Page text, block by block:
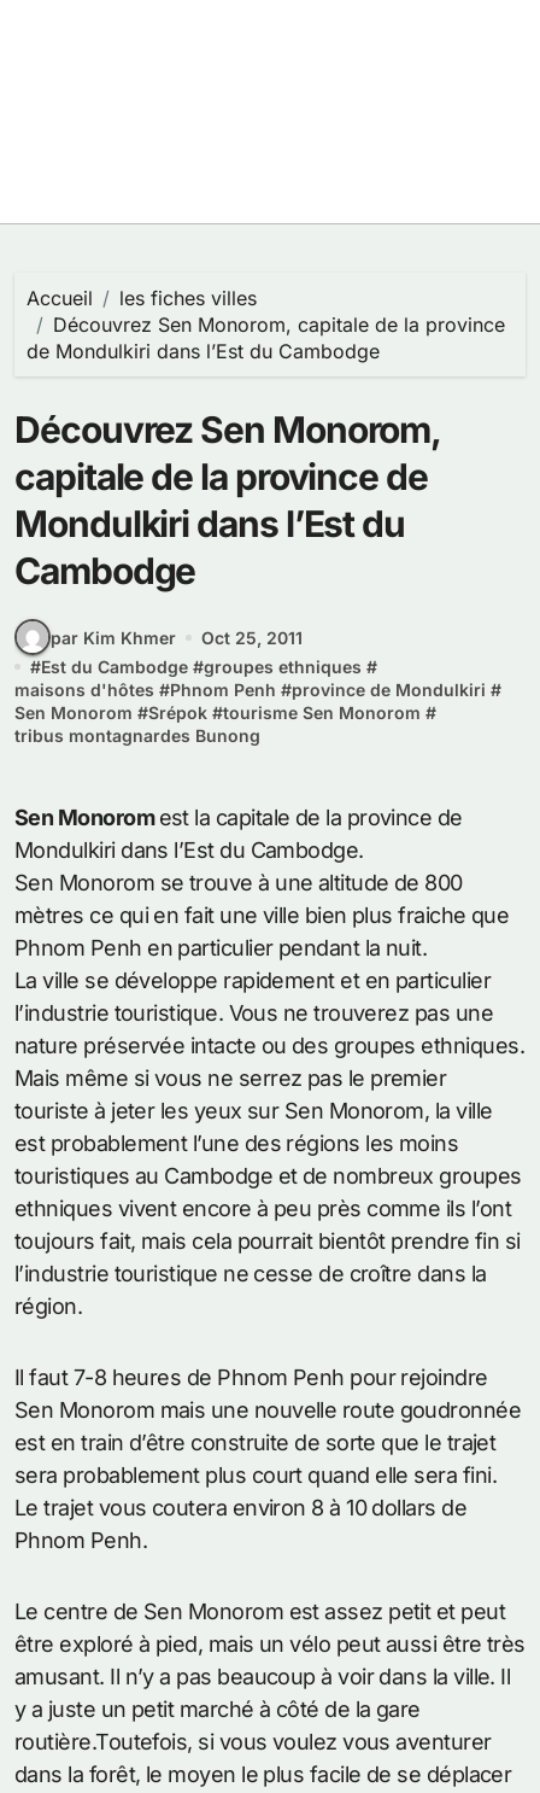
Accueil
les fiches villes
Découvrez Sen Monorom, capitale de la province
de Mondulkiri dans l’Est du Cambodge
Découvrez Sen Monorom,
capitale de la province de
Mondulkiri dans l’Est du
Cambodge
par Kim Khmer
Oct 25, 2011
#Est du Cambodge #groupes ethniques #
maisons d'hôtes #Phnom Penh #province de Mondulkiri #
Sen Monorom #Srépok #tourisme Sen Monorom #
tribus montagnardes Bunong
Sen Monoromest la capitale de la province de
Mondulkiri dans l’Est du Cambodge.
Sen Monorom se trouve à une altitude de 800
mètres ce qui en fait une ville bien plus fraiche que
Phnom Penh en particulier pendant la nuit.
La ville se développe rapidement et en particulier
l’industrie touristique. Vous ne trouverez pas une
nature préservée intacte ou des groupes ethniques.
Mais même si vous ne serrez pas le premier
touriste à jeter les yeux sur Sen Monorom, la ville
est probablement l’une des régions les moins
touristiques au Cambodge et de nombreux groupes
ethniques vivent encore à peu près comme ils l’ont
toujours fait, mais cela pourrait bientôt prendre fin si
l’industrie touristique ne cesse de croître dans la
région.
Il faut 7-8 heures de Phnom Penh pour rejoindre
Sen Monorom mais une nouvelle route goudronnée
est en train d’être construite de sorte que le trajet
sera probablement plus court quand elle sera fini.
Le trajet vous coutera environ 8 à 10 dollars de
Phnom Penh.
Le centre de Sen Monorom est assez petit et peut
être exploré à pied, mais un vélo peut aussi être très
amusant. Il n’y a pas beaucoup à voir dans la ville. Il
y a juste un petit marché à côté de la gare
routière.Toutefois, si vous voulez vous aventurer
dans la forêt, le moyen le plus facile de se déplacer